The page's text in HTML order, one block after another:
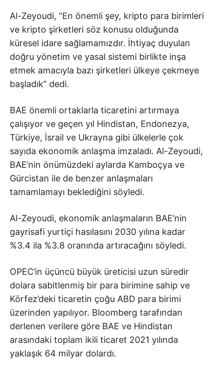
Al-Zeyoudi, “En önemli şey, kripto para birimleri
ve kripto şirketleri söz konusu olduğunda
küresel idare sağlamamızdır. İhtiyaç duyulan
doğru yönetim ve yasal sistemi birlikte inşa
etmek amacıyla bazı şirketleri ülkeye çekmeye
başladık” dedi.
BAE önemli ortaklarla ticaretini artırmaya
çalışıyor ve geçen yıl Hindistan, Endonezya,
Türkiye, İsrail ve Ukrayna gibi ülkelerle çok
sayıda ekonomik anlaşma imzaladı. Al-Zeyoudi,
BAE’nin önümüzdeki aylarda Kamboçya ve
Gürcistan ile de benzer anlaşmaları
tamamlamayı beklediğini söyledi.
Al-Zeyoudi, ekonomik anlaşmaların BAE’nin
gayrisafi yurtiçi hasılasını 2030 yılına kadar
%3.4 ila %3.8 oranında artıracağını söyledi.
OPEC’in üçüncü büyük üreticisi uzun süredir
dolara sabitlenmiş bir para birimine sahip ve
Körfez’deki ticaretin çoğu ABD para birimi
üzerinden yapılıyor. Bloomberg tarafından
derlenen verilere göre BAE ve Hindistan
arasındaki toplam ikili ticaret 2021 yılında
yaklaşık 64 milyar dolardı.